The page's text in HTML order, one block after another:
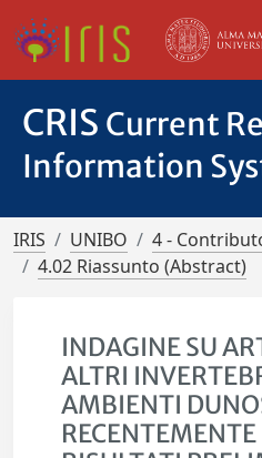
CRIS Current
Information
IRIS UNIBO
4 -
4.02 Riassunto (Abstract)
INDAGINE SU
ALTRI
AMBIENTI